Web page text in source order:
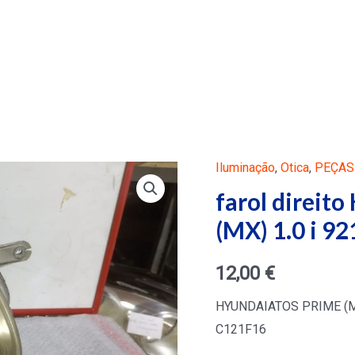
Iluminação, Otica, PEÇAS
farol direito
(MX) 1.0 i
12,00 €
HYUNDAIATOS PRIME
C121F16